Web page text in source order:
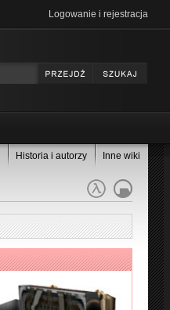
Logowanie i rejestracja
Historia i autorzy Inne wiki